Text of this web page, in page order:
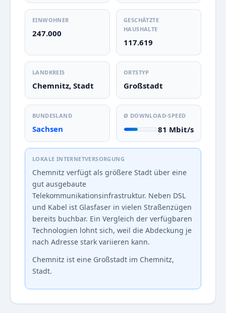
EINWOHNER
247.000
GESCHÄTZTE
HAUSHALTE
117.619
LANDKREIS
Chemnitz, Stadt
ORTSTYP
Großstadt
BUNDESLAND
Sachsen
Ø DOWNLOAD-SPEED
81 Mbit/s
LOKALE INTERNETVERSORGUNG
Chemnitz verfügt als größere Stadt über eine
gut ausgebaute
Telekommunikationsinfrastruktur. Neben DSL
und Kabel ist Glasfaser in vielen Straßenzügen
bereits buchbar. Ein Vergleich der verfügbaren
Technologien lohnt sich, weil die Abdeckung je
nach Adresse stark variieren kann.
Chemnitz ist eine Großstadt im Chemnitz,
Stadt.